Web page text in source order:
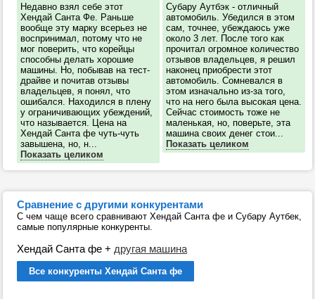
Недавно взял себе этот
Хендай Санта Фе. Раньше
вообще эту марку всерьез не
воспринимал, потому что не
мог поверить, что корейцы
способны делать хорошие
машины. Но, побывав на тест-
драйве и почитав отзывы
владельцев, я понял, что
ошибался. Находился в плену
у ограничивающих убеждений,
что называется. Цена на
Хендай Санта фе чуть-чуть
завышена, но, н...
Показать целиком
Субару Аутбэк - отличный
автомобиль. Убедился в этом
сам, точнее, убеждаюсь уже
около 3 лет. После того как
прочитал огромное количество
отзывов владельцев, я решил
наконец приобрести этот
автомобиль. Сомневался в
этом изначально из-за того,
что на него была высокая цена.
Сейчас стоимость тоже не
маленькая, но, поверьте, эта
машина своих денег стои...
Показать целиком
Сравнение с другими конкурентами
С чем чаще всего сравнивают Хендай Санта фе и Субару Аутбек,
самые популярные конкуренты.
Хендай Санта фе + другая машина
Все конкуренты Хендай Санта фе